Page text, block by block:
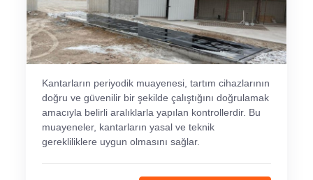
Kantarların periyodik muayenesi, tartım cihazlarının
doğru ve güvenilir bir şekilde çalıştığını doğrulamak
amacıyla belirli aralıklarla yapılan kontrollerdir. Bu
muayeneler, kantarların yasal ve teknik
gerekliliklere uygun olmasını sağlar.